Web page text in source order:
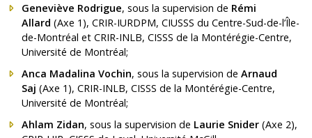
Geneviève Rodrigue, sous la supervision de Rémi
Allard (Axe 1), CRIR-IURDPM, CIUSSS du Centre-Sud-de-l’Île-
de-Montréal et CRIR-INLB, CISSS de la Montérégie-Centre,
Université de Montréal;
Anca Madalina Vochin, sous la supervision de Arnaud
Saj (Axe 1), CRIR-INLB, CISSS de la Montérégie-Centre,
Université de Montréal;
Ahlam Zidan, sous la supervision de Laurie Snider(Axe 2),